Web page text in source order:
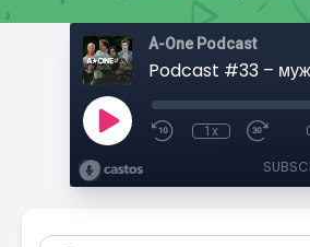
A-One Podcast
1x